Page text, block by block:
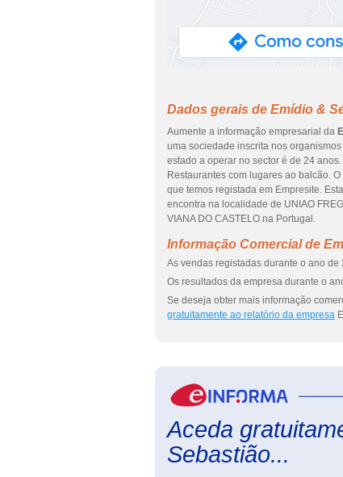
Dados gerais de Emídio &
Aumente a informação empresarial da
uma sociedade inscrita nos
estado a operar no sector é de 24
Restaurantes com lugares ao balcão.
que temos registada em Empresite.
encontra na localidade de UNIAO
VIANA DO CASTELO na Portugal.
Informação Comercial de
As vendas registadas durante o ano
Os resultados da empresa durante o
Se deseja obter mais informação
gratuitamente ao relatório da empresa
Aceda
Sebastião...